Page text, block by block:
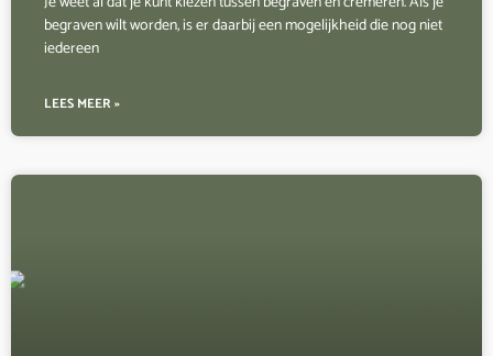
begraven wilt worden, is er daarbij een mogelijkheid die nog niet
iedereen
LEES MEER »